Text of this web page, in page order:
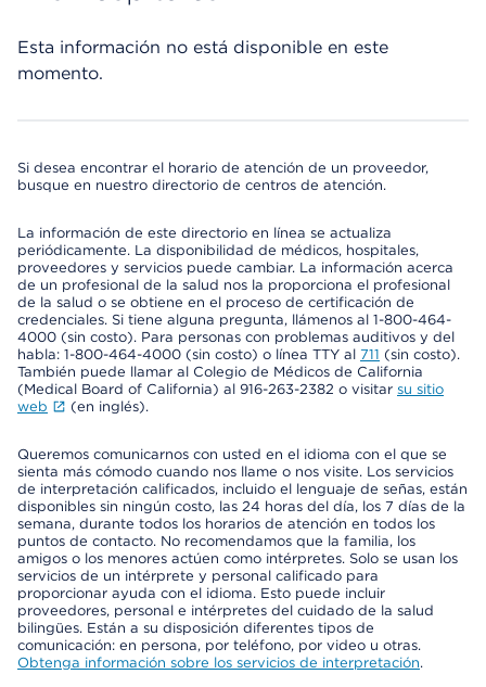
Esta información no está disponible en este
momento.
Si desea encontrar el horario de atención de un proveedor,
busque en nuestro directorio de centros de atención.
La información de este directorio en línea se actualiza
periódicamente. La disponibilidad de médicos, hospitales,
proveedores y servicios puede cambiar. La información acerca
de un profesional de la salud nos la proporciona el profesional
de la salud o se obtiene en el proceso de certificación de
credenciales. Si tiene alguna pregunta, llámenos al 1-800-464-
4000 (sin costo). Para personas con problemas auditivos y del
habla: 1-800-464-4000 (sin costo) o línea TTY al 711 (sin costo).
También puede llamar al Colegio de Médicos de California
(Medical Board of California) al 916-263-2382 o visitar su sitio
web
(en inglés).
Queremos comunicarnos con usted en el idioma con el que se
sienta más cómodo cuando nos llame o nos visite. Los servicios
de interpretación calificados, incluido el lenguaje de señas, están
disponibles sin ningún costo, las 24 horas del día, los 7 días de la
semana, durante todos los horarios de atención en todos los
puntos de contacto. No recomendamos que la familia, los
amigos o los menores actúen como intérpretes. Solo se usan los
servicios de un intérprete y personal calificado para
proporcionar ayuda con el idioma. Esto puede incluir
proveedores, personal e intérpretes del cuidado de la salud
bilingües. Están a su disposición diferentes tipos de
comunicación: en persona, por teléfono, por video u otras.
Obtenga información sobre los servicios de interpretación.